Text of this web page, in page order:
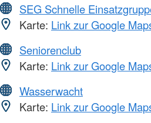
SEG Schnelle
Karte: Link zur Google
Seniorenclub
Karte: Link zur Google
Wasserwacht
Karte: Link zur Google